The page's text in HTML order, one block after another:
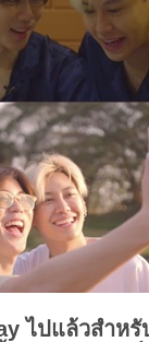
ไปแล้วสำหรั